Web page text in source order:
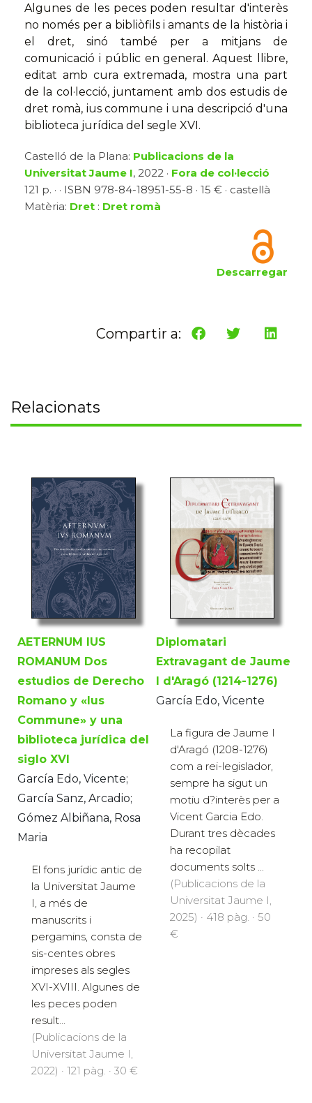
Algunes de les peces poden resultar d'interès
no només per a bibliòfils i amants de la història i
el dret, sinó també per a mitjans de
comunicació i públic en general. Aquest llibre,
editat amb cura extremada, mostra una part
de la col·lecció, juntament amb dos estudis de
dret romà, ius commune i una descripció d'una
biblioteca jurídica del segle XVI.
Castelló de la Plana: Publicacions de la
Universitat Jaume I, 2022 · Fora de col·lecció
121 p. · · ISBN 978-84-18951-55-8 · 15 € · castellà
Matèria: Dret : Dret romà
Descarregar
Compartir a:
Relacionats
AETERNUM IUS
ROMANUM Dos
estudios de Derecho
Romano y «Ius
Commune» y una
biblioteca jurídica del
siglo XVI
García Edo, Vicente;
García Sanz, Arcadio;
Gómez Albiñana, Rosa
Maria
El fons jurídic antic de
la Universitat Jaume
I, a més de
manuscrits i
pergamins, consta de
sis-centes obres
impreses als segles
XVI-XVIII. Algunes de
les peces poden
result...
(Publicacions de la
Universitat Jaume I,
2022) · 121 pàg. · 30 €
Diplomatari
Extravagant de Jaume
I d'Aragó (1214-1276)
García Edo, Vicente
La figura de Jaume I
d'Aragó (1208-1276)
com a rei-legislador,
sempre ha sigut un
motiu d?interès per a
Vicent Garcia Edo.
Durant tres dècades
ha recopilat
documents solts ...
(Publicacions de la
Universitat Jaume I,
2025) · 418 pàg. · 50
€